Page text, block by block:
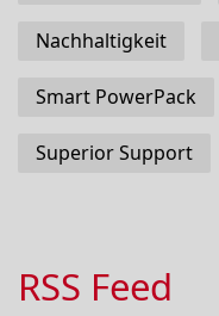
Nachhaltigkeit
Smart PowerPack
Superior Support
RSS Feed